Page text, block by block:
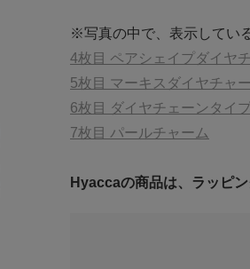
※写真の中で、表示してい
4枚目 ペアシェイプダイヤ
5枚目 マーキスダイヤチャ
6枚目 ダイヤチェーンタイ
7枚目 パールチャーム
Hyaccaの商品は、ラッピ